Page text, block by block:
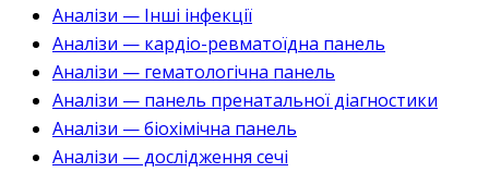
Аналізи — Інші інфекції
Аналізи — кардіо-ревматоїдна панель
Аналізи — гематологічна панель
Аналізи — панель пренатальної діагностики
Аналізи — біохімічна панель
Аналізи — дослідження сечі